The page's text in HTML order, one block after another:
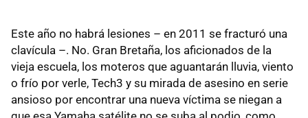
Este año no habrá lesiones – en 2011 se fracturó una
clavícula –. No. Gran Bretaña, los aficionados de la
vieja escuela, los moteros que aguantarán lluvia, viento
o frío por verle, Tech3 y su mirada de asesino en serie
ansioso por encontrar una nueva víctima se niegan a